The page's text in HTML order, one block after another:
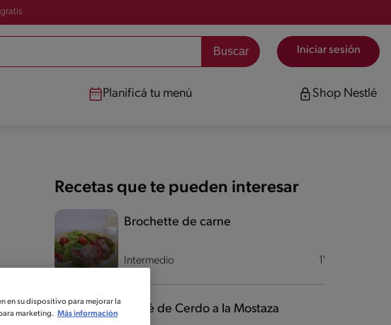
Iniciar sesión
Planificá tu menú Shop Nestlé
Recetas que te pueden interesar
Intermedio 1'
Brochette de carne
Carré de Cerdo a la Mostaza
en su dispositivo para mejorar la
marketing. Más información